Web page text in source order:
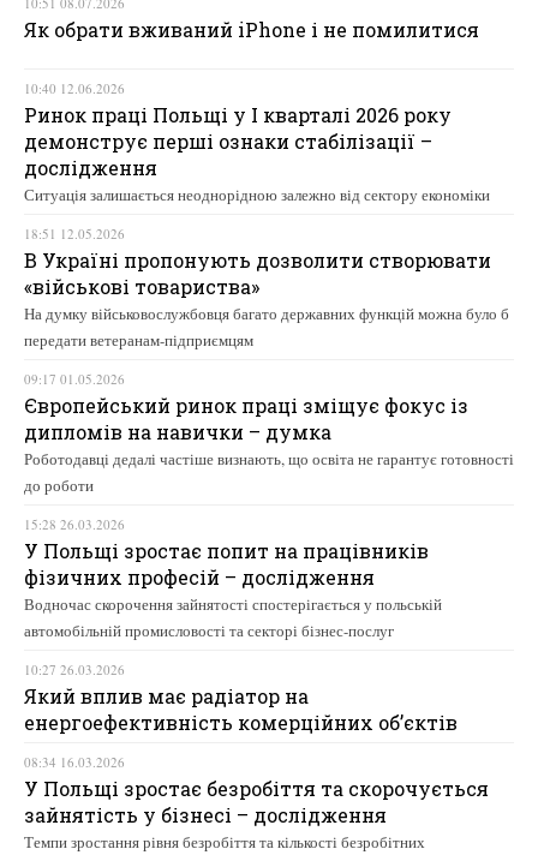
Як обрати вживаний iPhone і не помилитися
10:40 12.06.2026
Ринок праці Польщі у І кварталі 2026 року
демонструє перші ознаки стабілізації –
дослідження
Ситуація залишається неоднорідною залежно від сектору економіки
18:51 12.05.2026
В Україні пропонують дозволити створювати
«військові товариства»
На думку військовослужбовця багато державних функцій можна було б
передати ветеранам-підприємцям
09:17 01.05.2026
Європейський ринок праці зміщує фокус із
дипломів на навички – думка
Роботодавці дедалі частіше визнають, що освіта не гарантує готовності
до роботи
15:28 26.03.2026
У Польщі зростає попит на працівників
фізичних професій – дослідження
Водночас скорочення зайнятості спостерігається у польській
автомобільній промисловості та секторі бізнес-послуг
10:27 26.03.2026
Який вплив має радіатор на
енергоефективність комерційних об’єктів
08:34 16.03.2026
У Польщі зростає безробіття та скорочується
зайнятість у бізнесі – дослідження
Темпи зростання рівня безробіття та кількості безробітних